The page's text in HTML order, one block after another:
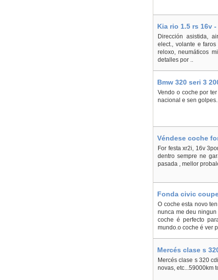
Kia rio 1.5 rs 16v
Dirección asistida,
elect., volante e
reloxo, neumáticos
detalles por ..
Bmw 320 seri 3
Vendo o coche por
nacional e sen
Véndese coche
For festa xr2i, 16v
dentro sempre ne
pasada , mellor
Fonda civic
O coche esta novo
nunca me deu
coche é perfecto
mundo.o coche é ver
Mercés clase s
Mercés clase s 320
novas, etc...59000km